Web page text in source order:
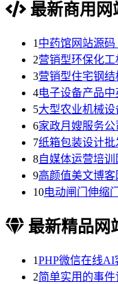
最新商用网
1 中药馆网站源
2营销型环保化
3营销型住宅钢
4电子设备产品
5大型农业机械
6家政月嫂服务
7纸箱包装设计
8自媒体运营培
9高颜值美文博
10电动闸门伸缩
最新精品网
1PHP微信在线
2简单实用的事